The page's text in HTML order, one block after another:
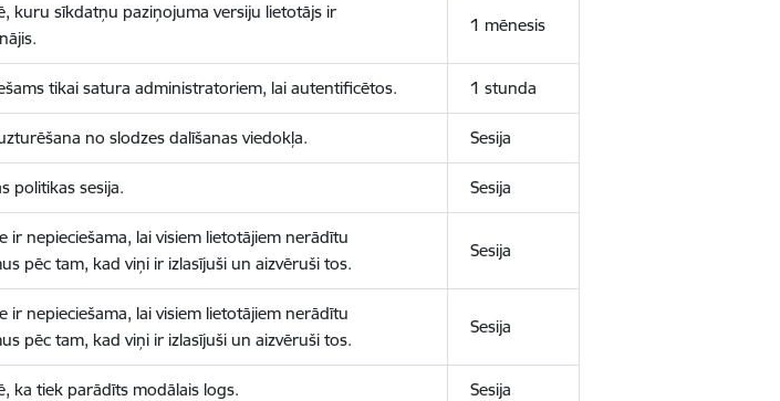
kuru sīkdatņu paziņojuma versiju lietotājs ir
1 mēnesis
tikai satura administratoriem, lai autentificētos. 1 stunda
no slodzes dalīšanas viedokļa. Sesija
politikas sesija. Sesija
ir nepieciešama, lai visiem lietotājiem nerādītu
pēc tam, kad viņi ir izlasījuši un aizvēruši tos.
Sesija
ir nepieciešama, lai visiem lietotājiem nerādītu
pēc tam, kad viņi ir izlasījuši un aizvēruši tos.
Sesija
ka tiek parādīts modālais logs. Sesija